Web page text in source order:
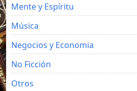
Mente y Espíritu
Música
Negocios y Economia
No Ficción
Otros